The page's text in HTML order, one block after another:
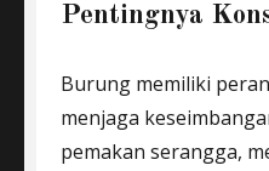
Pentingnya
Burung memiliki
menjaga
pemakan serangga,